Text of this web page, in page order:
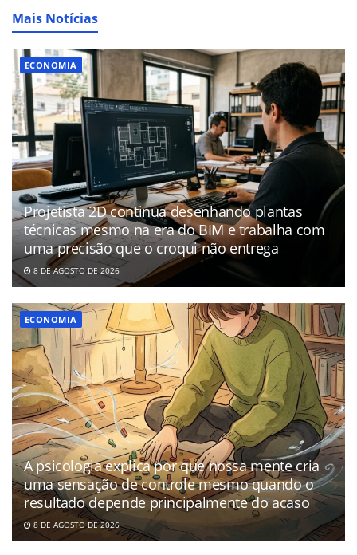
Mais Notícias
ECONOMIA
Projetista 2D continua desenhando plantas
técnicas mesmo na era do BIM e trabalha com
uma precisão que o croqui não entrega
8 DE AGOSTO DE 2026
ECONOMIA
A psicologia explica por que nossa mente cria
uma sensação de controle mesmo quando o
resultado depende principalmente do acaso
8 DE AGOSTO DE 2026